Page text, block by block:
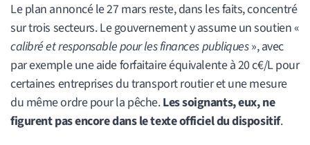
Le plan annoncé le 27 mars reste, dans les faits, concentré
sur trois secteurs. Le gouvernement y assume un soutien «
calibré et responsable pour les finances publiques», avec
par exemple une aide forfaitaire équivalente à 20 c€/L pour
certaines entreprises du transport routier et une mesure
du même ordre pour la pêche.Les soignants, eux, ne
figurent pas encore dans le texte officiel du dispositif.